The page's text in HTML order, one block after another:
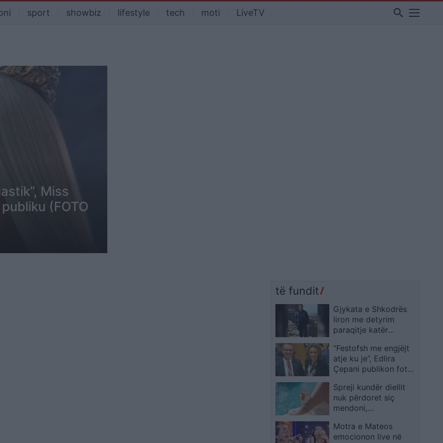
sport showbiz lifestyle tech moti LiveTV search
Miss
(FOTO
të fundit
Gjykata e Shkodrës
liron me detyrim
paraqitje katër
të arrestuar pas
arratisjes së Hasan
Verracakut
“Festofsh me engjëjt
atje ku je”, Edlira
Çepani publikon foton
mesazhi prekës për
Bogdanin në ditën e tij
të lindjes
Spreji kundër diellit
nuk përdoret siç
mendoni,
tregojnë gabimet që
mund t’ju kushtojnë
Motra e Mateos
emocionon live në